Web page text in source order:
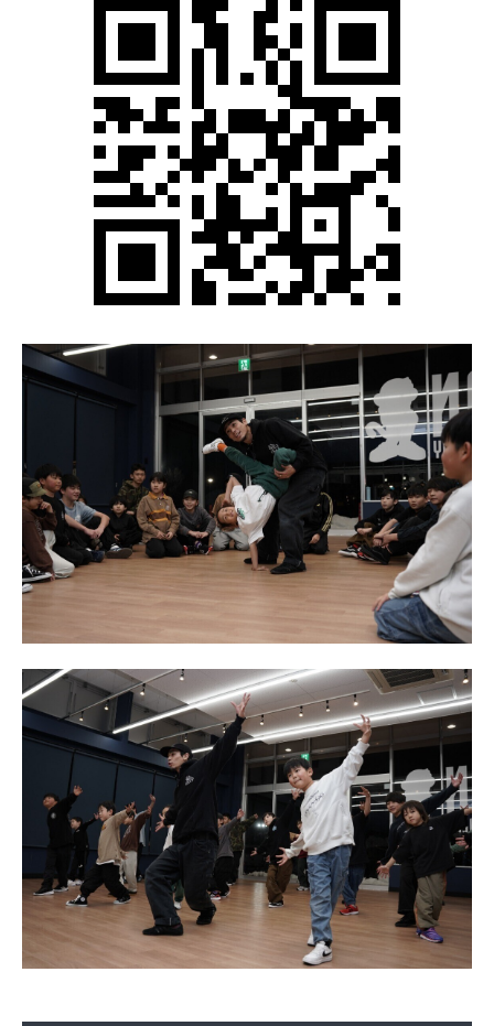
オフィシャルアカウント
インフォメーション
営業時間
アクセス・駐車場
ショップ求人情報
出店のお問い合せ
会社概要
サイトマップ
プライバシーポリシー